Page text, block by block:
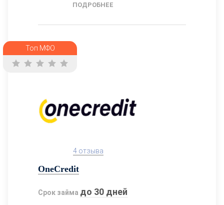
ПОДРОБНЕЕ
Топ МФО
4 отзыва
OneCredit
Срок займа до 30 дней